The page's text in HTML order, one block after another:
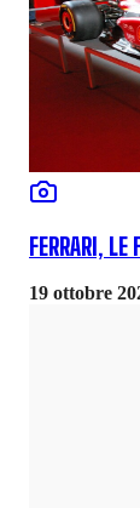
FERRARI,
19 ottobre